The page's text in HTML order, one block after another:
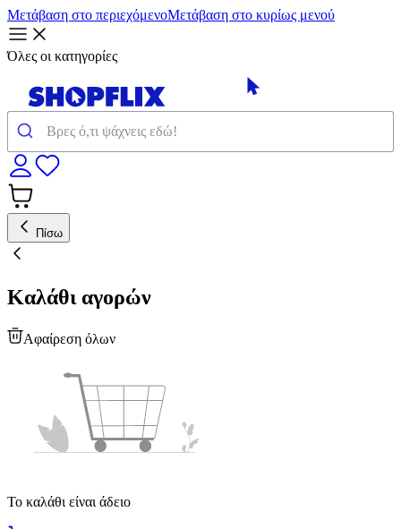
Μετάβαση στο περιεχόμενοΜετάβαση στο κυρίως μενού
Όλες οι κατηγορίες
Πίσω
Καλάθι αγορών
Αφαίρεση όλων
Το καλάθι είναι άδειο